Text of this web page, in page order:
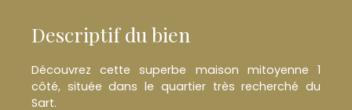
Descriptif du bien
Découvrez cette superbe maison mitoyenne 1
côté, située dans le quartier très recherché du
Sart.